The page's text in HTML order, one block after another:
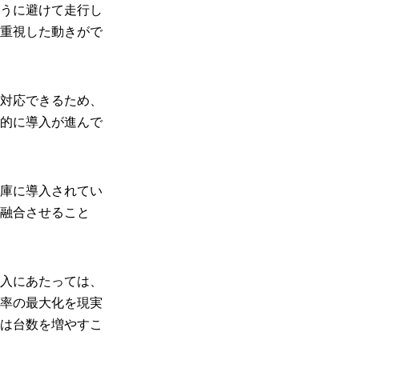
に避けて走行し
視した動きがで
応できるため、
に導入が進んで
に導入されてい
合させること
にあたっては、
の最大化を現実
台数を増やすこ